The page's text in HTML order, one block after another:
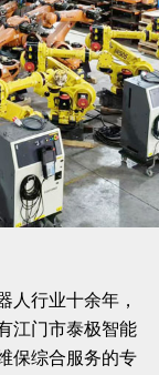
行业十余年，
江门市泰极智能
保综合服务的专